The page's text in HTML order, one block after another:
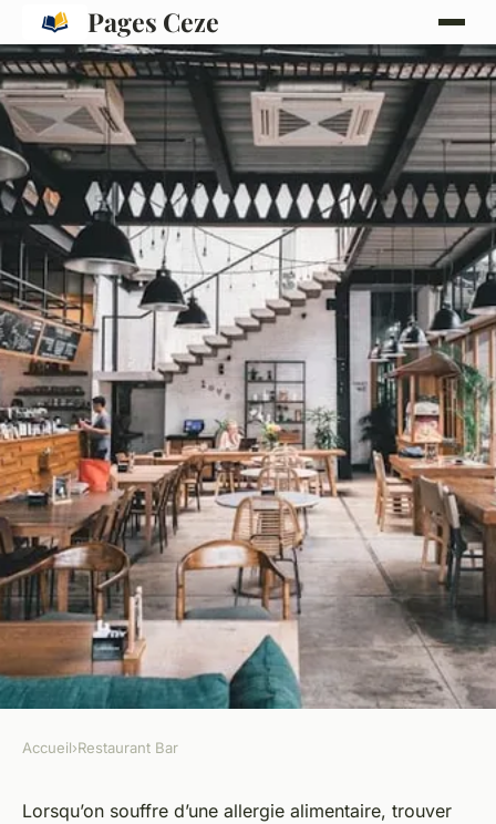
Pages Ceze
Les restaurants avec les
Accueil›Restaurant Bar
Lorsqu’on souffre d’une allergie alimentaire, trouver